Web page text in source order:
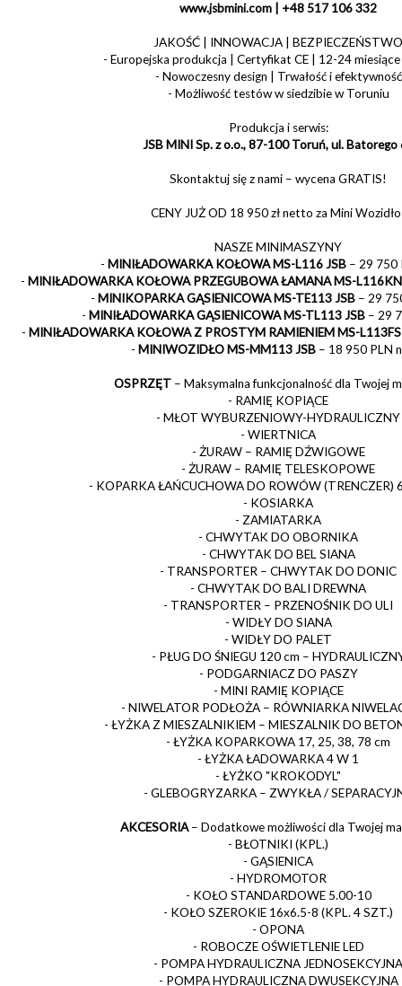
www.jsbmini.com | +48 517 106 332
JAKOŚĆ | INNOWACJA | BEZPIECZEŃSTWO
- Europejska produkcja | Certyfikat CE | 12-24
- Nowoczesny design | Trwałość i efektywność
- Możliwość testów w siedzibie w Toruniu
Produkcja i serwis:
JSB MINI Sp. z o.o., 87-100 Toruń, ul. Batorego
Skontaktuj się z nami – wycena GRATIS!
CENY JUŻ OD 18 950 zł netto za Mini
NASZE MINIMASZYNY
- MINIŁADOWARKA KOŁOWA MS-L116 JSB– 29 750
- MINIŁADOWARKA KOŁOWA PRZEGUBOWA ŁAMANA MS-
- MINIKOPARKA GĄSIENICOWA MS-TE113 JSB – 29
- MINIŁADOWARKA GĄSIENICOWA MS-TL113 JSB – 29
- MINIŁADOWARKA KOŁOWA Z PROSTYM RAMIENIEM MS-L113FS
- MINIWOZIDŁO MS-MM113 JSB– 18 950 PLN
OSPRZĘT – Maksymalna funkcjonalność dla Twojej
- RAMIĘ KOPIĄCE
- MŁOT WYBURZENIOWY-HYDRAULICZNY
- WIERTNICA
- ŻURAW – RAMIĘ DŹWIGOWE
- ŻURAW – RAMIĘ TELESKOPOWE
- KOPARKA ŁAŃCUCHOWA DO ROWÓW
- KOSIARKA
- ZAMIATARKA
- CHWYTAK DO OBORNIKA
- CHWYTAK DO BEL SIANA
- TRANSPORTER – CHWYTAK DO DONIC
- CHWYTAK DO BALI DREWNA
- TRANSPORTER – PRZENOŚNIK DO ULI
- WIDŁY DO SIANA
- WIDŁY DO PALET
- PŁUG DO ŚNIEGU 120 cm –
- PODGARNIACZ DO PASZY
- MINI RAMIĘ KOPIĄCE
- NIWELATOR PODŁOŻA – RÓWNIARKA
- ŁYŻKA Z MIESZALNIKIEM – MIESZALNIK DO
- ŁYŻKA KOPARKOWA 17, 25, 38, 78 cm
- ŁYŻKA ŁADOWARKA 4 W 1
- ŁYŻKO "KROKODYL"
- GLEBOGRYZARKA – ZWYKŁA /
AKCESORIA– Dodatkowe możliwości dla Twojej
- BŁOTNIKI (KPL.)
- GĄSIENICA
- HYDROMOTOR
- KOŁO STANDARDOWE 5.00-10
- KOŁO SZEROKIE 16x6.5-8 (KPL. 4 SZT.)
- OPONA
- ROBOCZE OŚWIETLENIE LED
- POMPA HYDRAULICZNA JEDNOSEKCYJNA
- POMPA HYDRAULICZNA DWUSEKCYJNA